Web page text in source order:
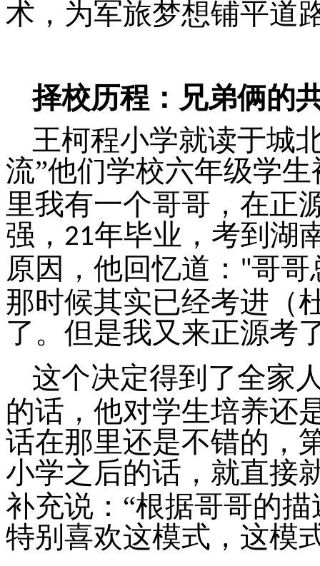
术，为军旅梦想铺平道
择校历程：兄弟俩的
王柯程小学就读于城
流”他们学校六年级学
里我有一个哥哥，在正
强， 21年毕业，考到湖
原因，他回忆道： "哥哥
那时候其实已经考进（
了。但是我又来正源考
这个决定得到了全家
的话，他对学生培养还
话在那里还是不错的，
小学之后的话，就直接
补充说：“根据哥哥的
特别喜欢这模式，这模